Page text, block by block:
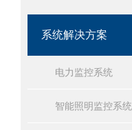
系统解决方案
电力监控系统
智能照明监控系统